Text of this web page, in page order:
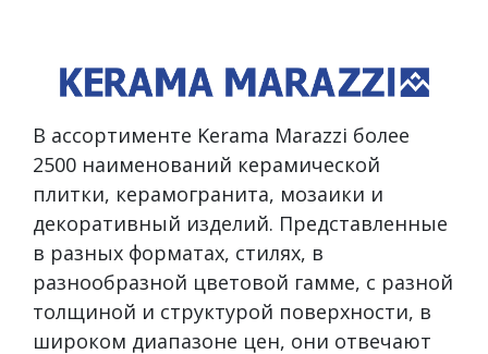
В ассортименте Kerama Marazzi более
2500 наименований керамической
плитки, керамогранита, мозаики и
декоративный изделий. Представленные
в разных форматах, стилях, в
разнообразной цветовой гамме, с разной
толщиной и структурой поверхности, в
широком диапазоне цен, они отвечают